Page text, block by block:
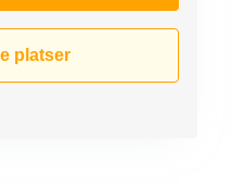
platser